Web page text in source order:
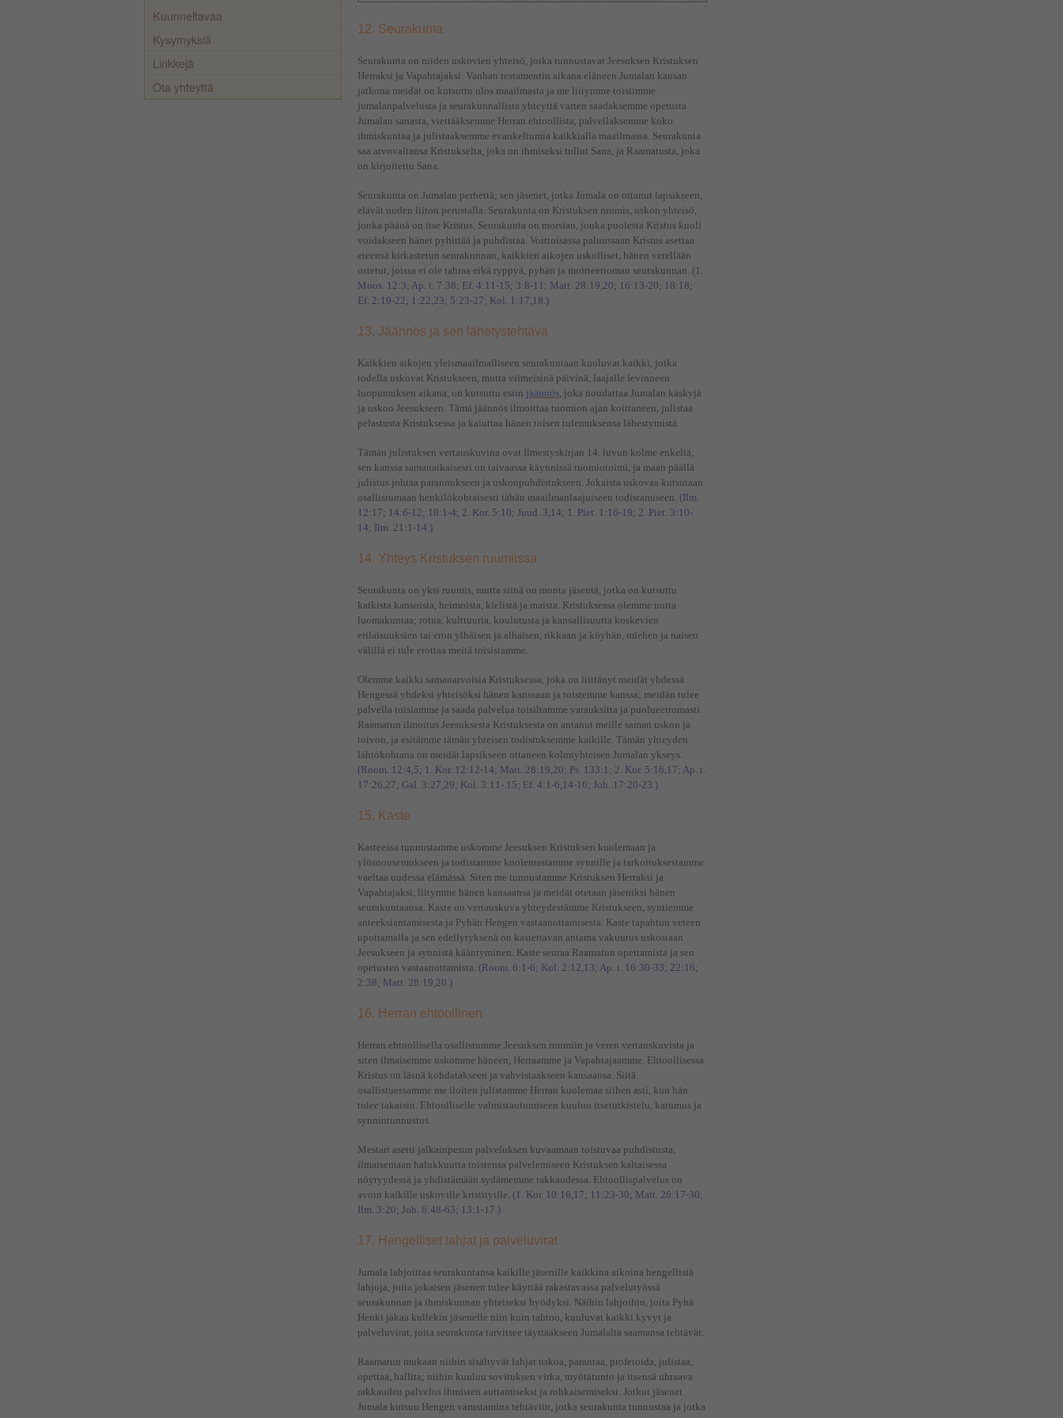
Kuunneltavaa
Kysymyksiä
Linkkejä
Ota yhteyttä
12. Seurakunta
Seurakunta on niiden uskovien yhteisö, jotka tunnustavat Jeesuksen Kristuksen
Herraksi ja Vapahtajaksi. Vanhan testamentin aikana eläneen Jumalan kansan
jatkona meidät on kutsuttu ulos maailmasta ja me liitymme toisiimme
jumalanpalvelusta ja seurakunnallista yhteyttä varten saadaksemme opetusta
Jumalan sanasta, viettääksemme Herran ehtoollista, palvellaksemme koko
ihmiskuntaa ja julistaaksemme evankeliumia kaikkialla maailmassa. Seurakunta
saa arvovaltansa Kristukselta, joka on ihmiseksi tullut Sana, ja Raamatusta, joka
on kirjoitettu Sana.
Seurakunta on Jumalan perhettä; sen jäsenet, jotka Jumala on ottanut lapsikseen,
elävät uuden liiton perustalla. Seurakunta on Kristuksen ruumis, uskon yhteisö,
jonka päänä on itse Kristus. Seurakunta on morsian, jonka puolesta Kristus kuoli
voidakseen hänet pyhittää ja puhdistaa. Voittoisassa paluussaan Kristus asettaa
eteensä kirkastetun seurakunnan, kaikkien aikojen uskolliset, hänen verellään
ostetut, joissa ei ole tahraa eikä ryppyä, pyhän ja moitteettoman seurakunnan. (1.
Moos. 12:3; Ap. t. 7:38; Ef. 4:11-15; 3:8-11; Matt. 28:19,20; 16:13-20; 18:18;
Ef. 2:19-22; 1:22,23; 5:23-27; Kol. 1:17,18.)
13. Jäännös ja sen lähetystehtävä
Kaikkien aikojen yleismaailmalliseen seurakuntaan kuuluvat kaikki, jotka
todella uskovat Kristukseen, mutta viimeisinä päivinä, laajalle levinneen
luopumuksen aikana, on kutsuttu esiin jäännös, joka noudattaa Jumalan käskyjä
ja uskoo Jeesukseen. Tämä jäännös ilmoittaa tuomion ajan koittaneen, julistaa
pelastusta Kristuksessa ja kaiuttaa hänen toisen tulemuksensa lähestymistä.
Tämän julistuksen vertauskuvina ovat Ilmestyskirjan 14. luvun kolme enkeliä;
sen kanssa samanaikaisesti on taivaassa käynnissä tuomiotoimi, ja maan päällä
julistus johtaa parannukseen ja uskonpuhdistukseen. Jokaista uskovaa kutsutaan
osallistumaan henkilökohtaisesti tähän maailmanlaajuiseen todistamiseen. (Ilm.
12:17; 14:6-12; 18:1-4; 2. Kor. 5:10; Juud. 3,14; 1. Piet. 1:16-19; 2. Piet. 3:10-
14; Ilm. 21:1-14.)
14. Yhteys Kristuksen ruumiissa
Seurakunta on yksi ruumis, mutta siinä on monta jäsentä, jotka on kutsuttu
kaikista kansoista, heimoista, kielistä ja maista. Kristuksessa olemme uutta
luomakuntaa; rotua, kulttuuria, koulutusta ja kansallisuutta koskevien
erilaisuuksien tai eron ylhäisen ja alhaisen, rikkaan ja köyhän, miehen ja naisen
välillä ei tule erottaa meitä toisistamme.
Olemme kaikki samanarvoisia Kristuksessa, joka on liittänyt meidät yhdessä
Hengessä yhdeksi yhteisöksi hänen kanssaan ja toistemme kanssa; meidän tulee
palvella toisiamme ja saada palvelua toisiltamme varauksitta ja puolueettomasti.
Raamatun ilmoitus Jeesuksesta Kristuksesta on antanut meille saman uskon ja
toivon, ja esitämme tämän yhteisen todistuksemme kaikille. Tämän yhteyden
lähtökohtana on meidät lapsikseen ottaneen kolmiyhteisen Jumalan ykseys.
(Room. 12:4,5; 1. Kor. 12:12-14; Matt. 28:19,20; Ps. 133:1; 2. Kor. 5:16,17; Ap. t.
17:26,27; Gal. 3:27,29; Kol. 3:11- 15; Ef. 4:1-6,14-16; Joh. 17:20-23.)
15. Kaste
Kasteessa tunnustamme uskomme Jeesuksen Kristuksen kuolemaan ja
ylösnousemukseen ja todistamme kuolemastamme synnille ja tarkoituksestamme
vaeltaa uudessa elämässä. Siten me tunnustamme Kristuksen Herraksi ja
Vapahtajaksi, liitymme hänen kansaansa ja meidät otetaan jäseniksi hänen
seurakuntaansa. Kaste on vertauskuva yhteydestämme Kristukseen, syntiemme
anteeksiantamisesta ja Pyhän Hengen vastaanottamisesta. Kaste tapahtuu veteen
upottamalla ja sen edellytyksenä on kastettavan antama vakuutus uskostaan
Jeesukseen ja synnistä kääntyminen. Kaste seuraa Raamatun opettamista ja sen
opetusten vastaanottamista. (Room. 6:1-6; Kol. 2:12,13; Ap. t. 16:30-33; 22:16;
2:38; Matt. 28:19,20.)
16. Herran ehtoollinen
Herran ehtoollisella osallistumme Jeesuksen ruumiin ja veren vertauskuvista ja
siten ilmaisemme uskomme häneen, Herraamme ja Vapahtajaamme. Ehtoollisessa
Kristus on läsnä kohdatakseen ja vahvistaakseen kansaansa. Siitä
osallistuessamme me iloiten julistamme Herran kuolemaa siihen asti, kun hän
tulee takaisin. Ehtoolliselle valmistautumiseen kuuluu itsetutkistelu, katumus ja
synnintunnustus.
Mestari asetti jalkainpesun palveluksen kuvaamaan toistuvaa puhdistusta,
ilmaisemaan halukkuutta toistensa palvelemiseen Kristuksen kaltaisessa
nöyryydessä ja yhdistämään sydämemme rakkaudessa. Ehtoollispalvelus on
avoin kaikille uskoville kristityille. (1. Kor. 10:16,17; 11:23-30; Matt. 26:17-30;
Ilm. 3:20; Joh. 6:48-63; 13:1-17.)
17. Hengelliset lahjat ja palveluvirat
Jumala lahjoittaa seurakuntansa kaikille jäsenille kaikkina aikoina hengellisiä
lahjoja, joita jokaisen jäsenen tulee käyttää rakastavassa palvelutyössä
seurakunnan ja ihmiskunnan yhteiseksi hyödyksi. Näihin lahjoihin, joita Pyhä
Henki jakaa kullekin jäsenelle niin kuin tahtoo, kuuluvat kaikki kyvyt ja
palveluvirat, joita seurakunta tarvitsee täyttääkseen Jumalalta saamansa tehtävät.
Raamatun mukaan niihin sisältyvät lahjat uskoa, parantaa, profetoida, julistaa,
opettaa, hallita; niihin kuuluu sovituksen virka, myötätunto ja itsensä uhraava
rakkauden palvelus ihmisten auttamiseksi ja rohkaisemiseksi. Jotkut jäsenet
Jumala kutsuu Hengen varustamina tehtäviin, jotka seurakunta tunnustaa ja jotka